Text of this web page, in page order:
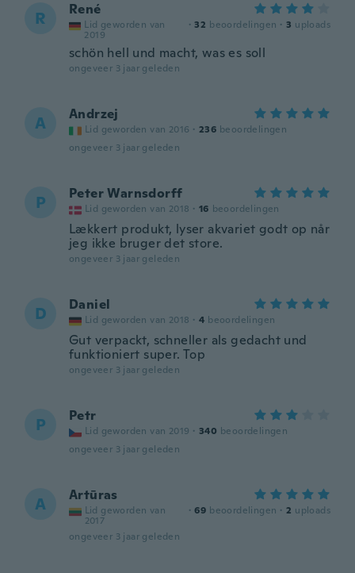
R René
Lid geworden van
2019
· 32 beoordelingen · 3 uploads
schön hell und macht, was es soll
ongeveer 3 jaar geleden
A Andrzej
Lid geworden van 2016 · 236 beoordelingen
ongeveer 3 jaar geleden
P Peter Warnsdorff
Lid geworden van 2018 · 16 beoordelingen
Lækkert produkt, lyser akvariet godt op når
jeg ikke bruger det store.
ongeveer 3 jaar geleden
D Daniel
Lid geworden van 2018 · 4 beoordelingen
Gut verpackt, schneller als gedacht und
funktioniert super. Top
ongeveer 3 jaar geleden
P Petr
Lid geworden van 2019 · 340 beoordelingen
ongeveer 3 jaar geleden
A Artūras
Lid geworden van
2017
· 69 beoordelingen · 2 uploads
ongeveer 3 jaar geleden